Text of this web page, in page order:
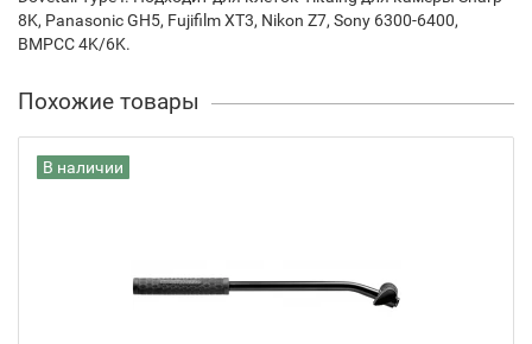
8K, Panasonic GH5, Fujifilm XT3, Nikon Z7, Sony 6300-6400,
BMPCC 4K/6K.
Похожие товары
В наличии